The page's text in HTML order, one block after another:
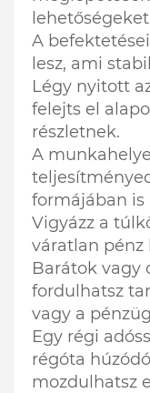
A
lesz, ami
Légy nyitott
felejts el
részletnek.
A
formájában
Vigyázz a
váratlan pénz
Barátok vagy
fordulhatsz
vagy a
Egy régi
régóta
mozdulhatsz